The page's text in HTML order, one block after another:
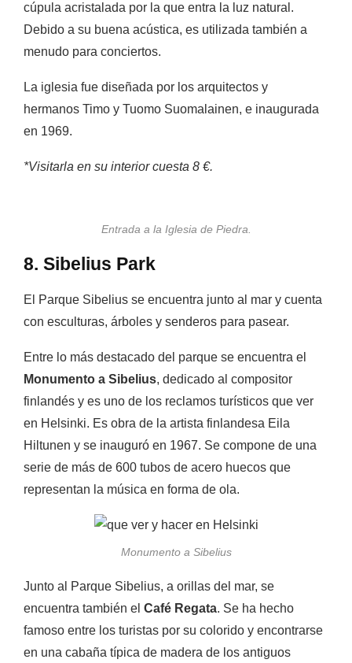
cúpula acristalada por la que entra la luz natural.
Debido a su buena acústica, es utilizada también a
menudo para conciertos.
La iglesia fue diseñada por los arquitectos y
hermanos Timo y Tuomo Suomalainen, e inaugurada
en 1969.
*Visitarla en su interior cuesta 8 €.
Entrada a la Iglesia de Piedra.
8. Sibelius Park
El Parque Sibelius se encuentra junto al mar y cuenta
con esculturas, árboles y senderos para pasear.
Entre lo más destacado del parque se encuentra el
Monumento a Sibelius, dedicado al compositor
finlandés y es uno de los reclamos turísticos que ver
en Helsinki. Es obra de la artista finlandesa Eila
Hiltunen y se inauguró en 1967. Se compone de una
serie de más de 600 tubos de acero huecos que
representan la música en forma de ola.
Monumento a Sibelius
Junto al Parque Sibelius, a orillas del mar, se
encuentra también el Café Regata. Se ha hecho
famoso entre los turistas por su colorido y encontrarse
en una cabaña típica de madera de los antiguos